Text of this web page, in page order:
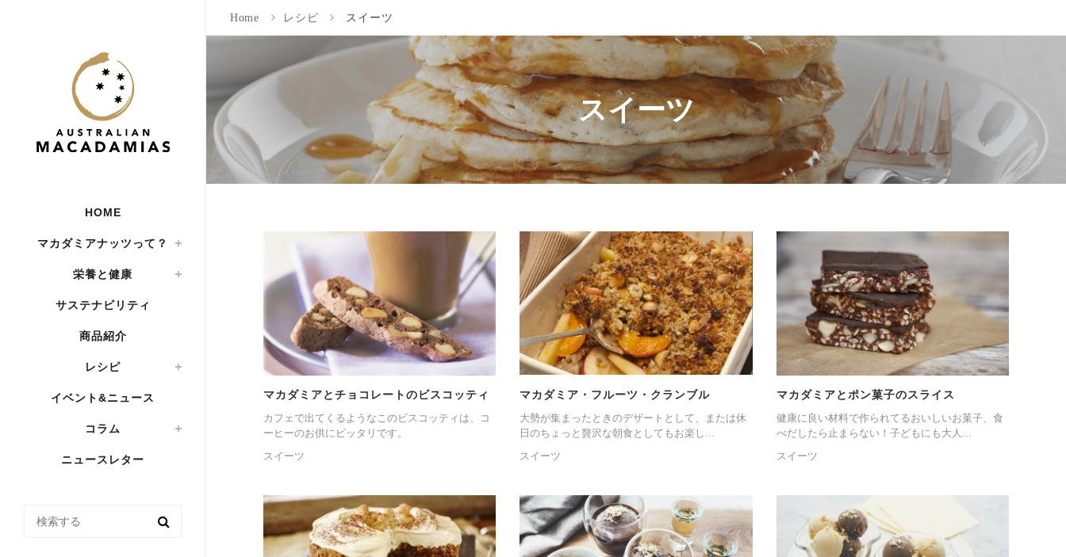
HOME
マカダミアナッツって？
栄養と健康
サステナビリティ
商品紹介
レシピ
イベント&ニュース
コラム
ニュースレター
Home レシピ スイーツ
スイーツ
マカダミアとチョコレートのビスコッティ
カフェで出てくるようなこのビスコッティは、コ
ーヒーのお供にピッタリです。
スイーツ
マカダミア・フルーツ・クランブル
大勢が集まったときのデザートとして、または休
日のちょっと贅沢な朝食としてもお楽し...
スイーツ
マカダミアとポン菓子のスライス
健康に良い材料で作られてるおいしいお菓子、食
べだしたら止まらない！子どもにも大人...
スイーツ